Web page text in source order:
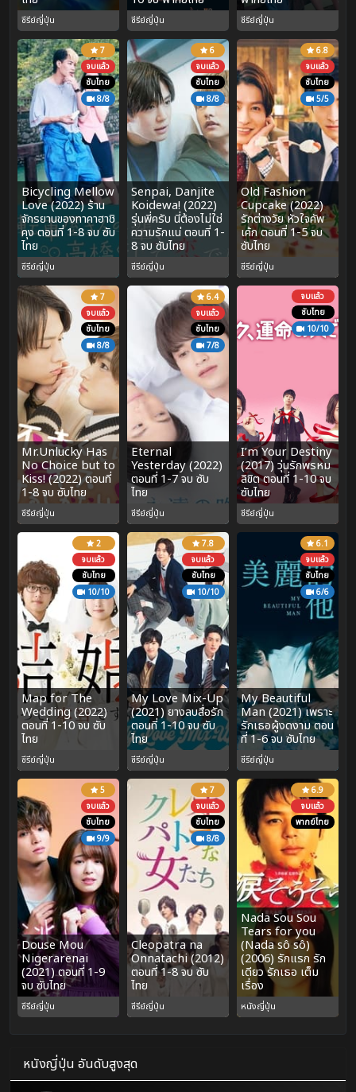
ซีรีย์ญี่ปุ่น ซีรีย์ญี่ปุ่น ซีรีย์ญี่ปุ่น
7
จบแล้ว
ซับไทย
8/8
Bicycling Mellow
Love (2022) ร้าน
จักรยานของทาคาฮาชิ
คุง ตอนที่ 1-8 จบ ซับ
ไทย
ซีรีย์ญี่ปุ่น
6
จบแล้ว
ซับไทย
8/8
Senpai, Danjite
Koidewa! (2022)
รุ่นพี่ครับ นี่ต้องไม่ใช่
ความรักแน่ ตอนที่ 1-
8 จบ ซับไทย
ซีรีย์ญี่ปุ่น
6.8
จบแล้ว
ซับไทย
5/5
Old Fashion
Cupcake (2022)
รักต่างวัย หัวใจคัพ
เค้ก ตอนที่ 1-5 จบ
ซับไทย
ซีรีย์ญี่ปุ่น
7
จบแล้ว
ซับไทย
8/8
Mr.Unlucky Has
No Choice but to
Kiss! (2022) ตอนที่
1-8 จบ ซับไทย
ซีรีย์ญี่ปุ่น
6.4
จบแล้ว
ซับไทย
7/8
Eternal
Yesterday (2022)
ตอนที่ 1-7 จบ ซับ
ไทย
ซีรีย์ญี่ปุ่น
จบแล้ว
ซับไทย
10/10
I’m Your Destiny
(2017) วุ่นรักพรหม
ลิขิต ตอนที่ 1-10 จบ
ซับไทย
ซีรีย์ญี่ปุ่น
2
จบแล้ว
ซับไทย
10/10
Map for The
Wedding (2022)
ตอนที่ 1-10 จบ ซับ
ไทย
ซีรีย์ญี่ปุ่น
7.8
จบแล้ว
ซับไทย
10/10
My Love Mix-Up
(2021) ยางลบสื่อรัก
ตอนที่ 1-10 จบ ซับ
ไทย
ซีรีย์ญี่ปุ่น
6.1
จบแล้ว
ซับไทย
6/6
My Beautiful
Man (2021) เพราะ
รักเธอผู้งดงาม ตอน
ที่ 1-6 จบ ซับไทย
ซีรีย์ญี่ปุ่น
5
จบแล้ว
ซับไทย
9/9
Douse Mou
Nigerarenai
(2021) ตอนที่ 1-9
จบ ซับไทย
ซีรีย์ญี่ปุ่น
7
จบแล้ว
ซับไทย
8/8
Cleopatra na
Onnatachi (2012)
ตอนที่ 1-8 จบ ซับ
ไทย
ซีรีย์ญี่ปุ่น
6.9
จบแล้ว
พากย์ไทย
Nada Sou Sou
Tears for you
(Nada sô sô)
(2006) รักแรก รัก
เดียว รักเธอ เต็ม
เรื่อง
หนังญี่ปุ่น
หนังญี่ปุ่น อันดับสูงสุด